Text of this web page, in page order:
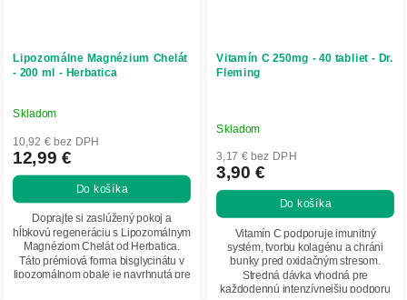
Lipozomálne Magnézium Chelát
- 200 ml - Herbatica
Priemerné
hodnotenie
produktu
je
5,0
5
hviezdičiek.
Skladom
10,92 € bez DPH
12,99 €
Do košíka
Doprajte si zaslúžený pokoj a
hĺbkovú regeneráciu s Lipozomálnym
Magnéziom Chelát od Herbatica.
Táto prémiová forma bisglycinátu v
lipozomálnom obale je navrhnutá pre
Vitamín C 250mg - 40 tabliet - Dr.
Fleming
Skladom
3,17 € bez DPH
3,90 €
Do košíka
Vitamín C podporuje imunitný
systém, tvorbu kolagénu a chráni
bunky pred oxidačným stresom.
Stredná dávka vhodná pre
každodennú intenzívnejšiu podporu